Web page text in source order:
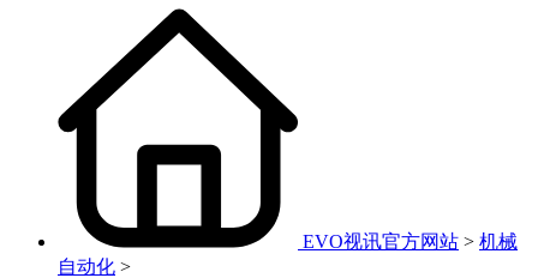
EVO视讯官方网站 > 机械
自动化 >